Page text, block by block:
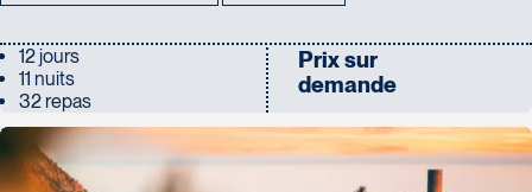
12 jours
11 nuits
32 repas
Prix sur
demande